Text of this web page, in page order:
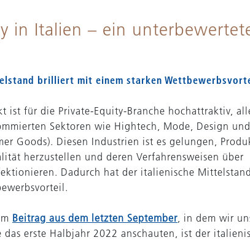
in Italien – ein
brilliert mit einem starken
ist für die Private-Equity-Branche hochattraktiv,
Sektoren wie Hightech, Mode, Design
Goods). Diesen Industrien ist es gelungen,
herzustellen und deren Verfahrensweisen über
Dadurch hat der italienische
Beitrag aus dem letzten September, in dem wir
das erste Halbjahr 2022 anschauten, ist der